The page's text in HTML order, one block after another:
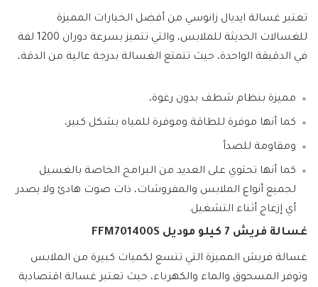
تعتبر غسالة ايديال زانوسي من أفضل الخيارات المميزة
للغسالات الحديثة للملابس، والتي تتميز بسرعة دوران 1200 لفة
في الدقيقة الواحدة، حيث تتمتع الغسالة بدرجة عالية من الدقة،
مميزة بنظام شطف بدون رغوة،
كما أنها موفرة للطاقة وموفرة للمياه بشكل كبير،
ومقاومة للصدأ
كما أنها تحتوي على العديد من البرامج الخاصة بالغسيل
لجميع أنواع الملابس والمفروشات، ذات صوت هادئ ولا يصدر
أي إزعاج أثناء التشغيل.
غسالة فريش 7 كيلو موديل FFM701400S
غسالة فريش المميزة التي تتسع لكميات كبيرة من الملابس
وتوفر المسحوق والماء والكهرباء، حيث تعتبر غسالة اقتصادية